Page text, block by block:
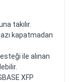
takılır.
kapatmadan
ile alınan
XFP